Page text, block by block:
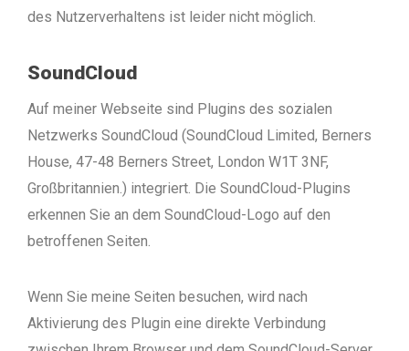
des Nutzerverhaltens ist leider nicht möglich.
SoundCloud
Auf meiner Webseite sind Plugins des sozialen
Netzwerks SoundCloud (SoundCloud Limited, Berners
House, 47-48 Berners Street, London W1T 3NF,
Großbritannien.) integriert. Die SoundCloud-Plugins
erkennen Sie an dem SoundCloud-Logo auf den
betroffenen Seiten.
Wenn Sie meine Seiten besuchen, wird nach
Aktivierung des Plugin eine direkte Verbindung